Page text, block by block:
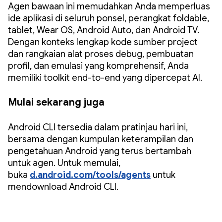
Agen bawaan ini memudahkan Anda memperluas
ide aplikasi di seluruh ponsel, perangkat foldable,
tablet, Wear OS, Android Auto, dan Android TV.
Dengan konteks lengkap kode sumber project
dan rangkaian alat proses debug, pembuatan
profil, dan emulasi yang komprehensif, Anda
memiliki toolkit end-to-end yang dipercepat AI.
Mulai sekarang juga
Android CLI tersedia dalam pratinjau hari ini,
bersama dengan kumpulan keterampilan dan
pengetahuan Android yang terus bertambah
untuk agen. Untuk memulai,
buka d.android.com/tools/agents untuk
mendownload Android CLI.